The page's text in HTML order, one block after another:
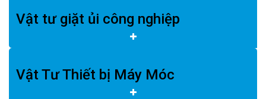
Vật tư giặt ủi công nghiệp
Vật Tư Thiết bị Máy Móc